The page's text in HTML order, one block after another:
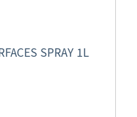
SPRAY 1L